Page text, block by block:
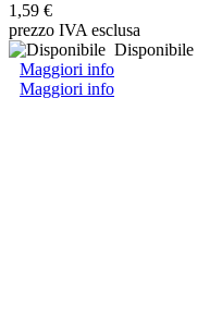
1,59 €
prezzo IVA esclusa
Disponibile
Maggiori info
Maggiori info